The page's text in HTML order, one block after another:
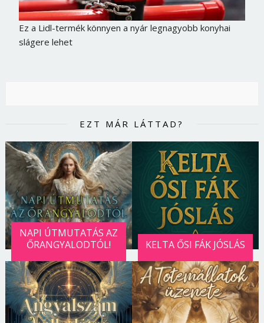
Ez a Lidl-termék könnyen a nyár legnagyobb konyhai
slágere lehet
EZT MÁR LÁTTAD?
NAPI ÚTMUTATÁS AZ
ŐRANGYALODTÓL!
KELTA ŐSI FÁK JÓSLÁS